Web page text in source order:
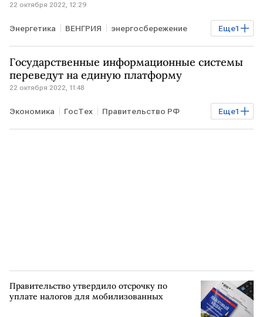
22 октября 2022, 12:29
Еще1
Энергетика ВЕНГРИЯ энергосбережение
инвестиции
Государственные информационные системы
переведут на единую платформу
22 октября 2022, 11:48
Еще1
Экономика ГосТех Правительство РФ
Михаил Мишустин
Правительство утвердило отсрочку по
уплате налогов для мобилизованных